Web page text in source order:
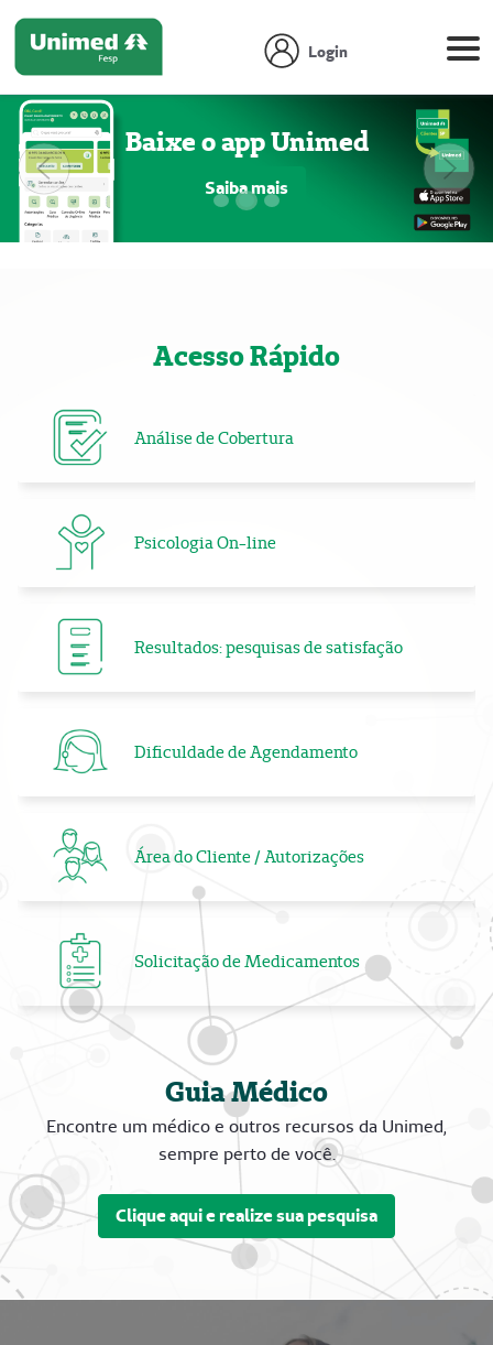
Login
Focar slide
Focar slide
Focar slide
Baixe o app Unimed
Saiba mais
Anterior
Acesso Rápido
Análise de Cobertura
Psicologia On-line
Resultados: pesquisas de satisfação
Dificuldade de Agendamento
Área do Cliente / Autorizações
Solicitação de Medicamentos
Guia Médico
Encontre um médico e outros recursos da Unimed,
sempre perto de você.
Clique aqui e realize sua pesquisa